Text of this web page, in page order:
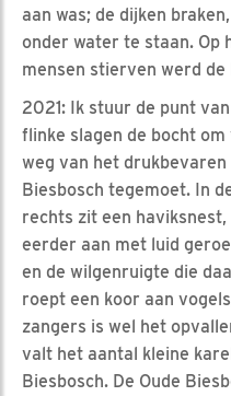
aan was; de dijken
onder water te staan. Op
mensen stierven werd de
2021: Ik stuur de punt
flinke slagen de bocht
weg van het
Biesbosch tegemoet. In
rechts zit een
eerder aan met luid
en de wilgenruigte die
roept een koor aan
zangers is wel het
valt het aantal kleine
Biesbosch. De Oude